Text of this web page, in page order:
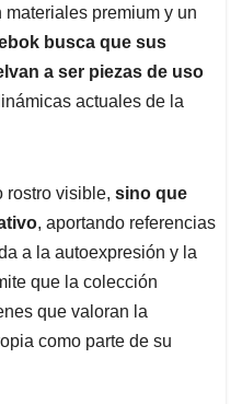
materiales premium y un
busca que sus
a ser piezas de uso
actuales de la
rostro visible, sino que
, aportando referencias
a la autoexpresión y la
que la colección
que valoran la
como parte de su